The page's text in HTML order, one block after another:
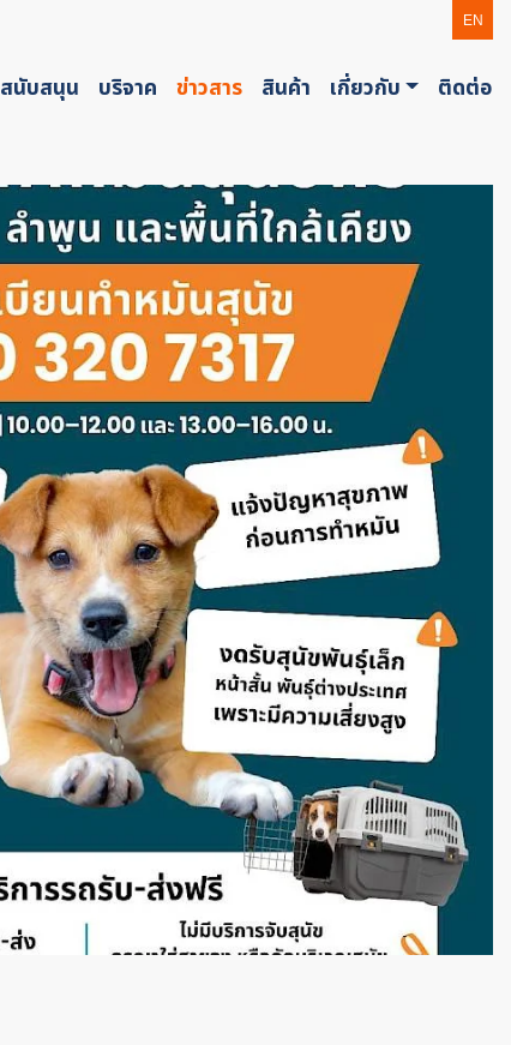
EN
สนับสนุน บริจาค ข่าวสาร สินค้า เกี่ยวกับ ติดต่อ